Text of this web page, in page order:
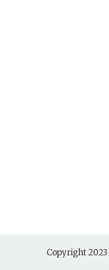
Copyright 2023